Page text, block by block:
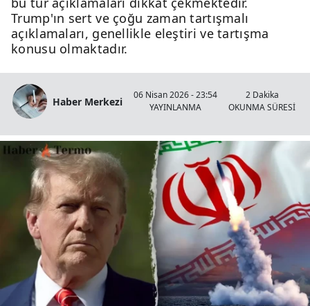
Trump'ın sert ve çoğu zaman tartışmalı
açıklamaları, genellikle eleştiri ve tartışma
konusu olmaktadır.
Haber Merkezi
06 Nisan 2026 - 23:54
YAYINLANMA
2 Dakika
OKUNMA SÜRESİ